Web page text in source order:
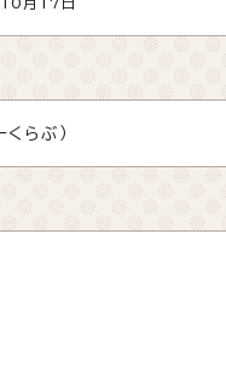
らぶ）